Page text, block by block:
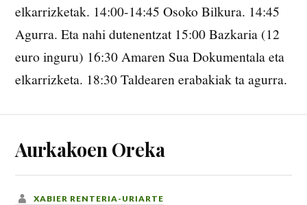
elkarrizketak. 14:00-14:45 Osoko Bilkura. 14:45
Agurra. Eta nahi dutenentzat 15:00 Bazkaria (12
euro inguru) 16:30 Amaren Sua Dokumentala eta
elkarrizketa. 18:30 Taldearen erabakiak ta agurra.
Aurkakoen Oreka
XABIER RENTERIA-URIARTE